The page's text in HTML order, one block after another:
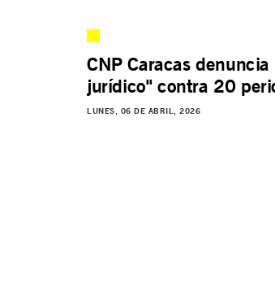
CNP Caracas
jurídico" contra 20
LUNES, 06 DE ABRIL, 2026